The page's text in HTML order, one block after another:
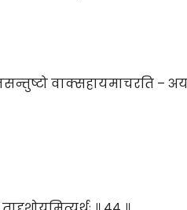
वाक्सहायमाचरति –